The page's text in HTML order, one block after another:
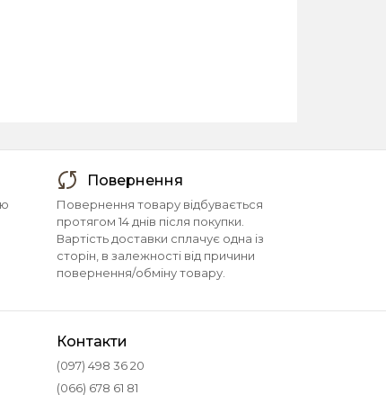
Повернення
Повернення товару відбувається
протягом 14 днів після покупки.
Вартість доставки сплачує одна із
сторін, в залежності від причини
повернення/обміну товару.
Контакти
(097) 498 36 20
(066) 678 61 81